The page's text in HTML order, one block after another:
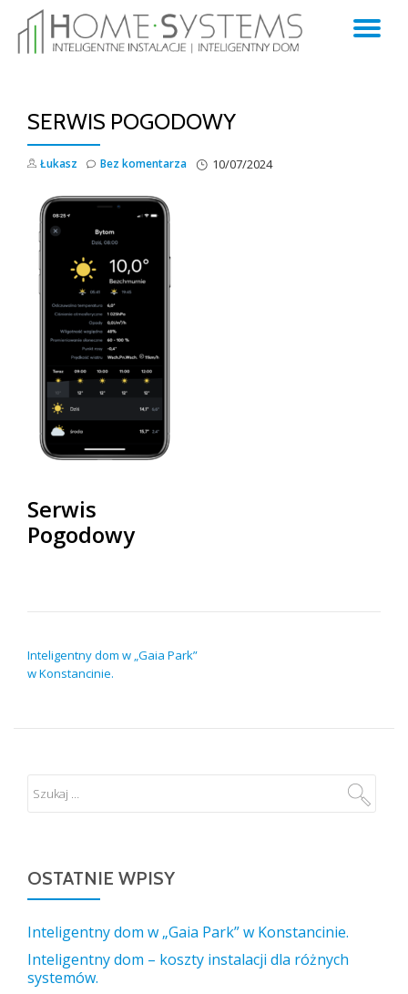
SERWIS POGODOWY
Łukasz 10/07/2024
Bez komentarza
Serwis
Pogodowy
Inteligentny dom w „Gaia Park”
w Konstancinie.
OSTATNIE WPISY
Inteligentny dom w „Gaia Park” w Konstancinie.
Inteligentny dom – koszty instalacji dla różnych
systemów.